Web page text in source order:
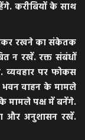
करीबियों के साथ
रखने का संकेतक
न रखें. रक्त संबंधों
व्यवहार पर फोकस
भवन वाहन के मामले
मामले पक्ष में बनेंगे.
और अनुशासन रखें.